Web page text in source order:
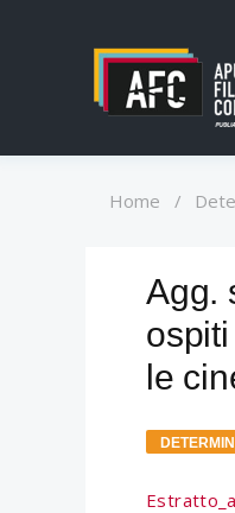
Home /
Agg.
le